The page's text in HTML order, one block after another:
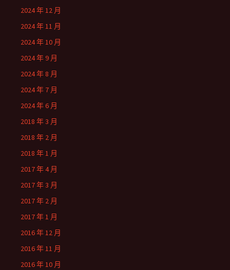
2024 年 12 月
2024 年 11 月
2024 年 10 月
2024 年 9 月
2024 年 8 月
2024 年 7 月
2024 年 6 月
2018 年 3 月
2018 年 2 月
2018 年 1 月
2017 年 4 月
2017 年 3 月
2017 年 2 月
2017 年 1 月
2016 年 12 月
2016 年 11 月
2016 年 10 月